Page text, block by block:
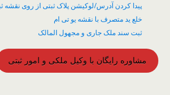
پیدا کردن آدرس/لوکیشن پلاک ثبتی از روی نقشه
خلع ید متصرف با نقشه یو تی ام
ثبت سند ملک جاری و مجهول المالک
مشاوره رایگان با وکیل ملکی و امور ثبتی